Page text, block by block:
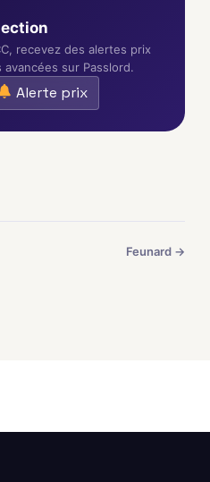
recevez des alertes prix
sur Passlord.
Alerte prix
Feunard →